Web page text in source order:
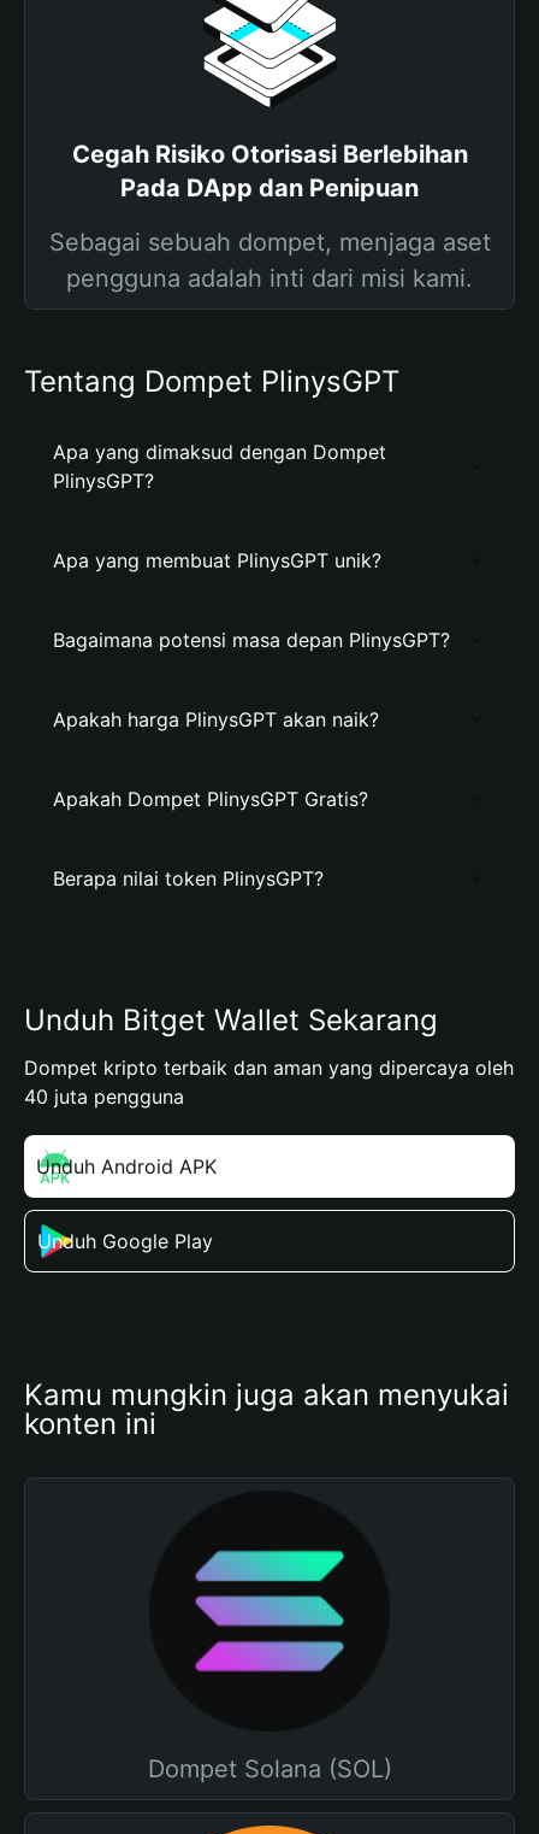
Cegah Risiko Otorisasi Berlebihan
Pada DApp dan Penipuan
Sebagai sebuah dompet, menjaga aset
pengguna adalah inti dari misi kami.
Tentang Dompet PlinysGPT
Apa yang dimaksud dengan Dompet
PlinysGPT?
Apa yang membuat PlinysGPT unik?
Bagaimana potensi masa depan PlinysGPT?
Apakah harga PlinysGPT akan naik?
Apakah Dompet PlinysGPT Gratis?
Berapa nilai token PlinysGPT?
Unduh Bitget Wallet Sekarang
Dompet kripto terbaik dan aman yang dipercaya oleh
40 juta pengguna
Unduh Android APK
Unduh Google Play
Kamu mungkin juga akan menyukai
konten ini
Dompet Solana (SOL)